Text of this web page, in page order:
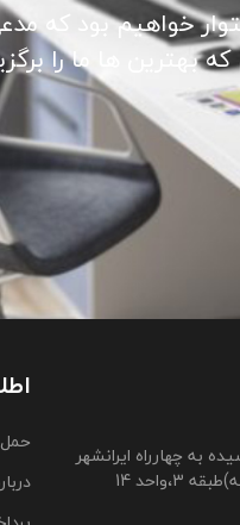
خواهیم بود که
بهترین ها ما را
به چهارراه ایرانشهر